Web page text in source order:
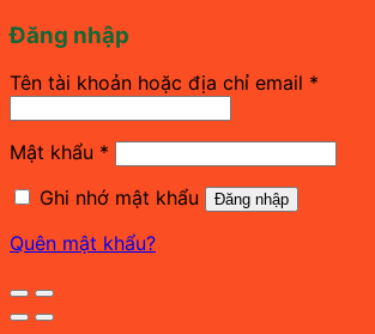
Đăng nhập
Tên tài khoản hoặc địa chỉ email *
Mật khẩu *
Ghi nhớ mật khẩu
Đăng nhập
Quên mật khẩu?